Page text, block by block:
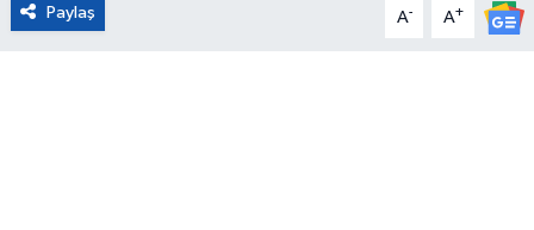
Paylaş A- A+